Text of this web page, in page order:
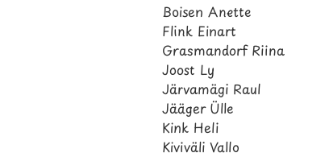
Boisen Anette
Flink Einart
Grasmandorf Riina
Joost Ly
Järvamägi Raul
Jääger Ülle
Kink Heli
Kiviväli Vallo